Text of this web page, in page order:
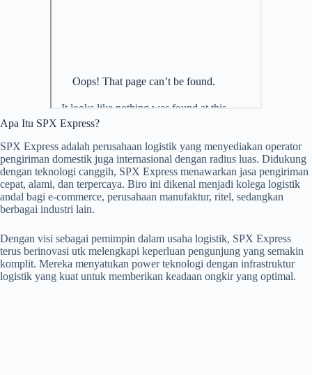
Apa Itu SPX Express?
SPX Express adalah perusahaan logistik yang menyediakan operator
pengiriman domestik juga internasional dengan radius luas. Didukung
dengan teknologi canggih, SPX Express menawarkan jasa pengiriman
cepat, alami, dan terpercaya. Biro ini dikenal menjadi kolega logistik
andal bagi e-commerce, perusahaan manufaktur, ritel, sedangkan
berbagai industri lain.
Dengan visi sebagai pemimpin dalam usaha logistik, SPX Express
terus berinovasi utk melengkapi keperluan pengunjung yang semakin
komplit. Mereka menyatukan power teknologi dengan infrastruktur
logistik yang kuat untuk memberikan keadaan ongkir yang optimal.